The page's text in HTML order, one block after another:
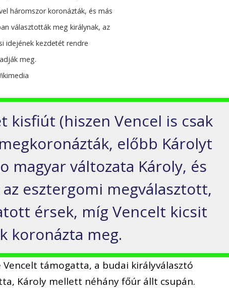
háromszor koronázták, és más
választották meg királynak, az
idejének kezdetét rendre
meg.
kisfiút (hiszen Vencel is csak
előbb Károlyt
magyar változata Károly, és
esztergomi megválasztott,
érsek, míg Vencelt kicsit
koronázta meg.
Vencelt támogatta, a budai királyválasztó
Károly mellett néhány főúr állt csupán.